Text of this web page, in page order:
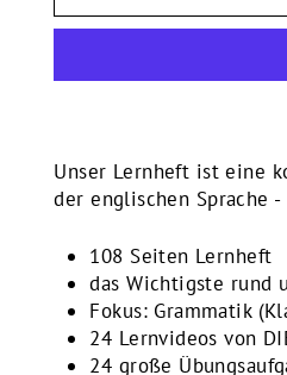
Unser Lernheft ist eine
der englischen Sprache
108 Seiten Lernheft
das Wichtigste rund
Fokus: Grammatik
24 Lernvideos von
24 große